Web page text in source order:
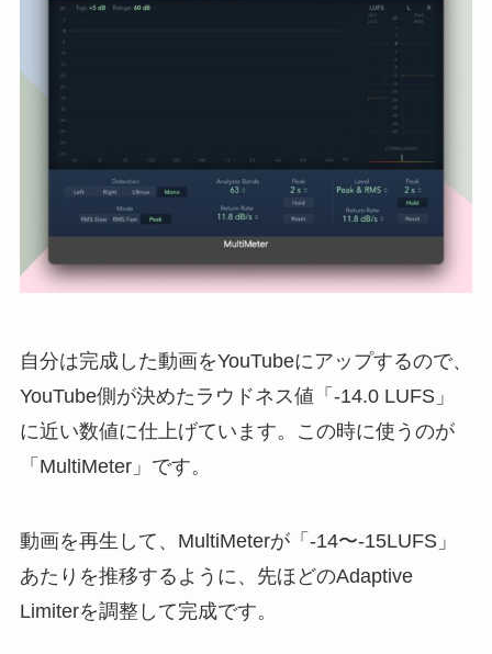
自分は完成した動画をYouTubeにアップするので、
YouTube側が決めたラウドネス値「-14.0 LUFS」
に近い数値に仕上げています。この時に使うのが
「MultiMeter」です。
動画を再生して、MultiMeterが「-14〜-15LUFS」
あたりを推移するように、先ほどのAdaptive
Limiterを調整して完成です。